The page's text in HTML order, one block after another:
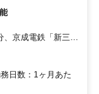
、京成電鉄「新三河
」より徒歩6分
日数：1ヶ月あた